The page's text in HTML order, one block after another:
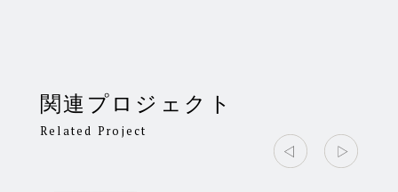
関連プロジェクト
Related Project